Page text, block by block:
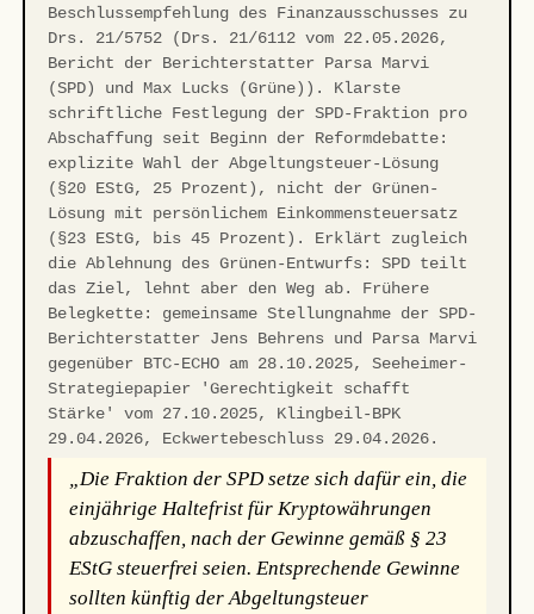
Beschlussempfehlung des Finanzausschusses zu
Drs. 21/5752 (Drs. 21/6112 vom 22.05.2026,
Bericht der Berichterstatter Parsa Marvi
(SPD) und Max Lucks (Grüne)). Klarste
schriftliche Festlegung der SPD-Fraktion pro
Abschaffung seit Beginn der Reformdebatte:
explizite Wahl der Abgeltungsteuer-Lösung
(§20 EStG, 25 Prozent), nicht der Grünen-
Lösung mit persönlichem Einkommensteuersatz
(§23 EStG, bis 45 Prozent). Erklärt zugleich
die Ablehnung des Grünen-Entwurfs: SPD teilt
das Ziel, lehnt aber den Weg ab. Frühere
Belegkette: gemeinsame Stellungnahme der SPD-
Berichterstatter Jens Behrens und Parsa Marvi
gegenüber BTC-ECHO am 28.10.2025, Seeheimer-
Strategiepapier 'Gerechtigkeit schafft
Stärke' vom 27.10.2025, Klingbeil-BPK
29.04.2026, Eckwertebeschluss 29.04.2026.
„Die Fraktion der SPD setze sich dafür ein, die
einjährige Haltefrist für Kryptowährungen
abzuschaffen, nach der Gewinne gemäß § 23
EStG steuerfrei seien. Entsprechende Gewinne
sollten künftig der Abgeltungsteuer